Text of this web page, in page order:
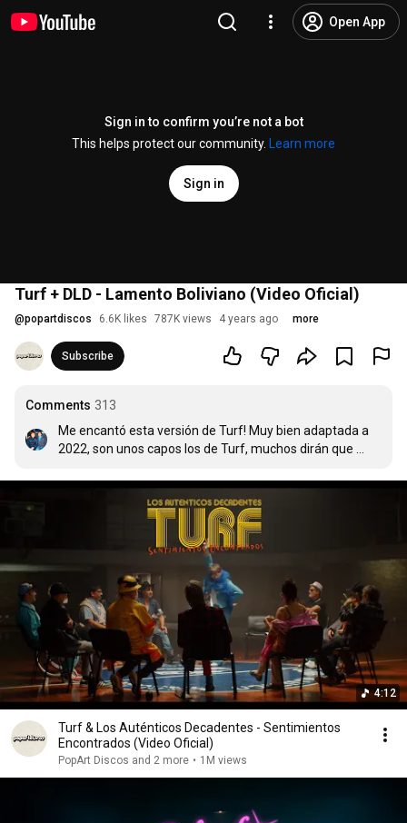
Open App
Sign in to confirm you’re not a bot
This helps protect our community.
Learn more
Sign in
Turf + DLD - Lamento Boliviano (Video Oficial)
@popartdiscos 6.6K likes 787K views 4 years ago more
Subscribe
Comments 313
Me encantó esta versión de Turf! Muy bien adaptada a
2022, son unos capos los de Turf, muchos dirán que
versión de Los Enanitos Verdes, TAMBIÉN es un cover
del grupo ALCOHOL ETÍLICO, así que hay para todos los
4:12
Turf & Los Auténticos Decadentes - Sentimientos
Encontrados (Video Oficial)
PopArt Discos and 2 more • 1M views